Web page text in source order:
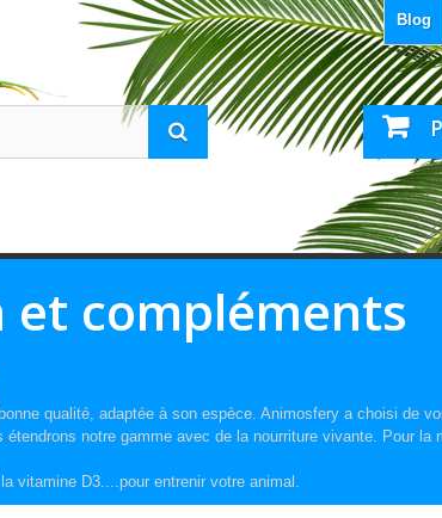
Blog
compléments
qualité, adaptée à son espèce. Animosfery a choisi de
notre gamme avec de la nourriture vivante. Pour la
vitamine D3....pour entrenir votre animal.